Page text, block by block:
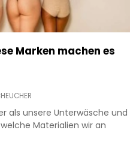
Marken machen es
als unsere Unterwäsche und
Materialien wir an